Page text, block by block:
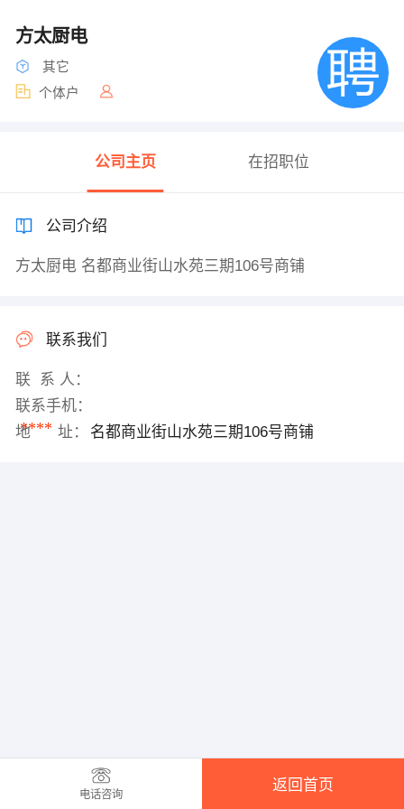
方太厨电
其它
个体户
公司主页 在招职位
公司介绍
方太厨电 名都商业街山水苑三期106号商铺
联系我们
联 系 人：
联系手机：
****
地 址： 名都商业街山水苑三期106号商铺
电话咨询
返回首页